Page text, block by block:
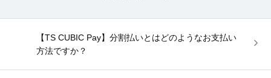
【TS CUBIC Pay】分割払いとはどのようなお支払い
方法ですか？